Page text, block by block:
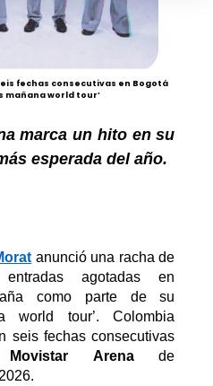
fechas consecutivas en Bogotá
mañana world tour’
marca un hito en su
esperada del año.
anunció una racha de
agotadas en
como parte de su
world tour’. Colombia
seis fechas consecutivas
Movistar Arenade